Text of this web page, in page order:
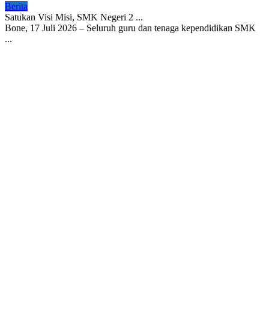
Berita
Satukan Visi Misi, SMK Negeri 2 ...
Bone, 17 Juli 2026 – Seluruh guru dan tenaga kependidikan SMK
...